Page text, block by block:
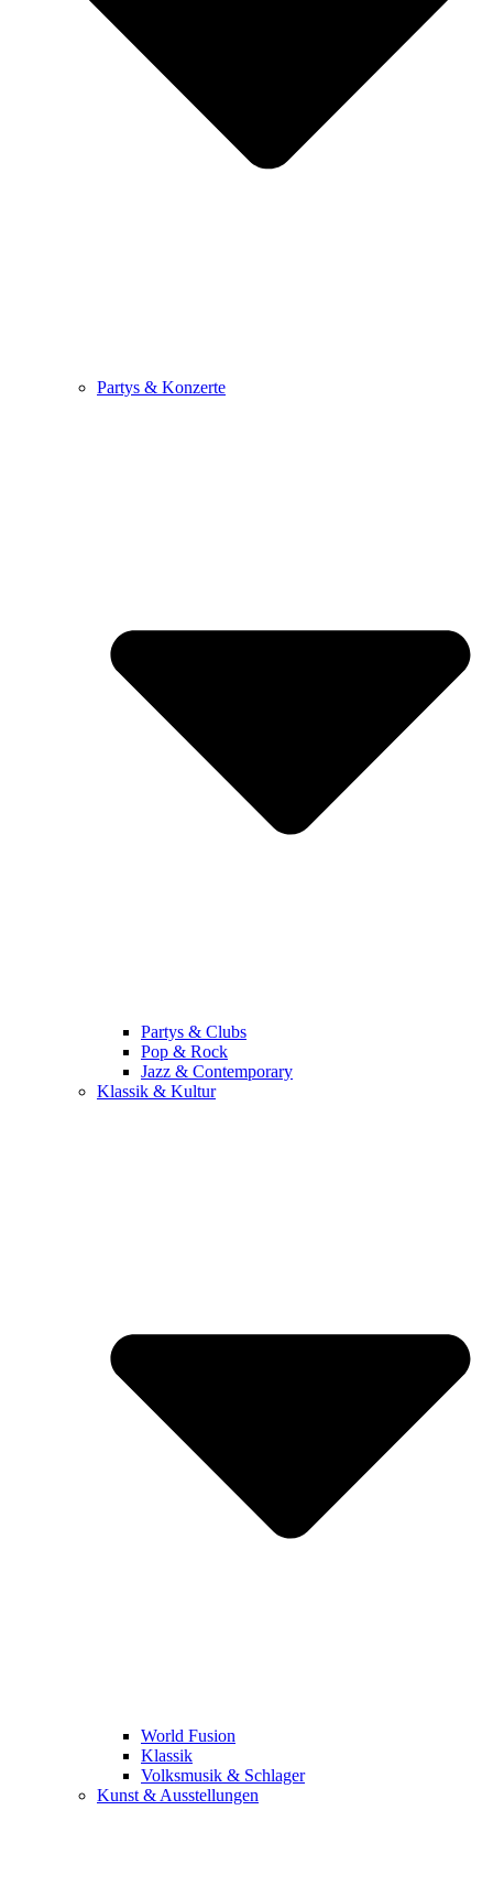
Partys & Konzerte
Partys & Clubs
Pop & Rock
Jazz & Contemporary
Klassik & Kultur
World Fusion
Klassik
Volksmusik & Schlager
Kunst & Ausstellungen